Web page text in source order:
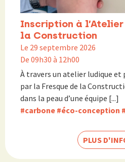
Inscription à
la Construction
Le 29 septembre 2026
De 09h30 à 12h00
À travers un atelier ludique
par la Fresque de la
dans la peau d’une équipe [...]
#carbone #éco-conception
PLUS